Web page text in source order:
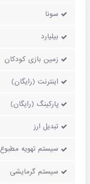
سونا
بیلیارد
زمین بازی کودکان
اینترنت (رایگان)
پارکینگ (رایگان)
تبدیل ارز
سیستم تهویه مطبوع
سیستم گرمایشی